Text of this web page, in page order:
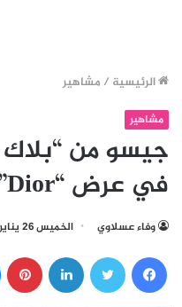
الرئيسية / مشاهير
مشاهير
جيسو من “بلاك
في عرض “Dior” بباريس
وفاء عسلاوي الخميس 26 يناير 2023 - 13:33